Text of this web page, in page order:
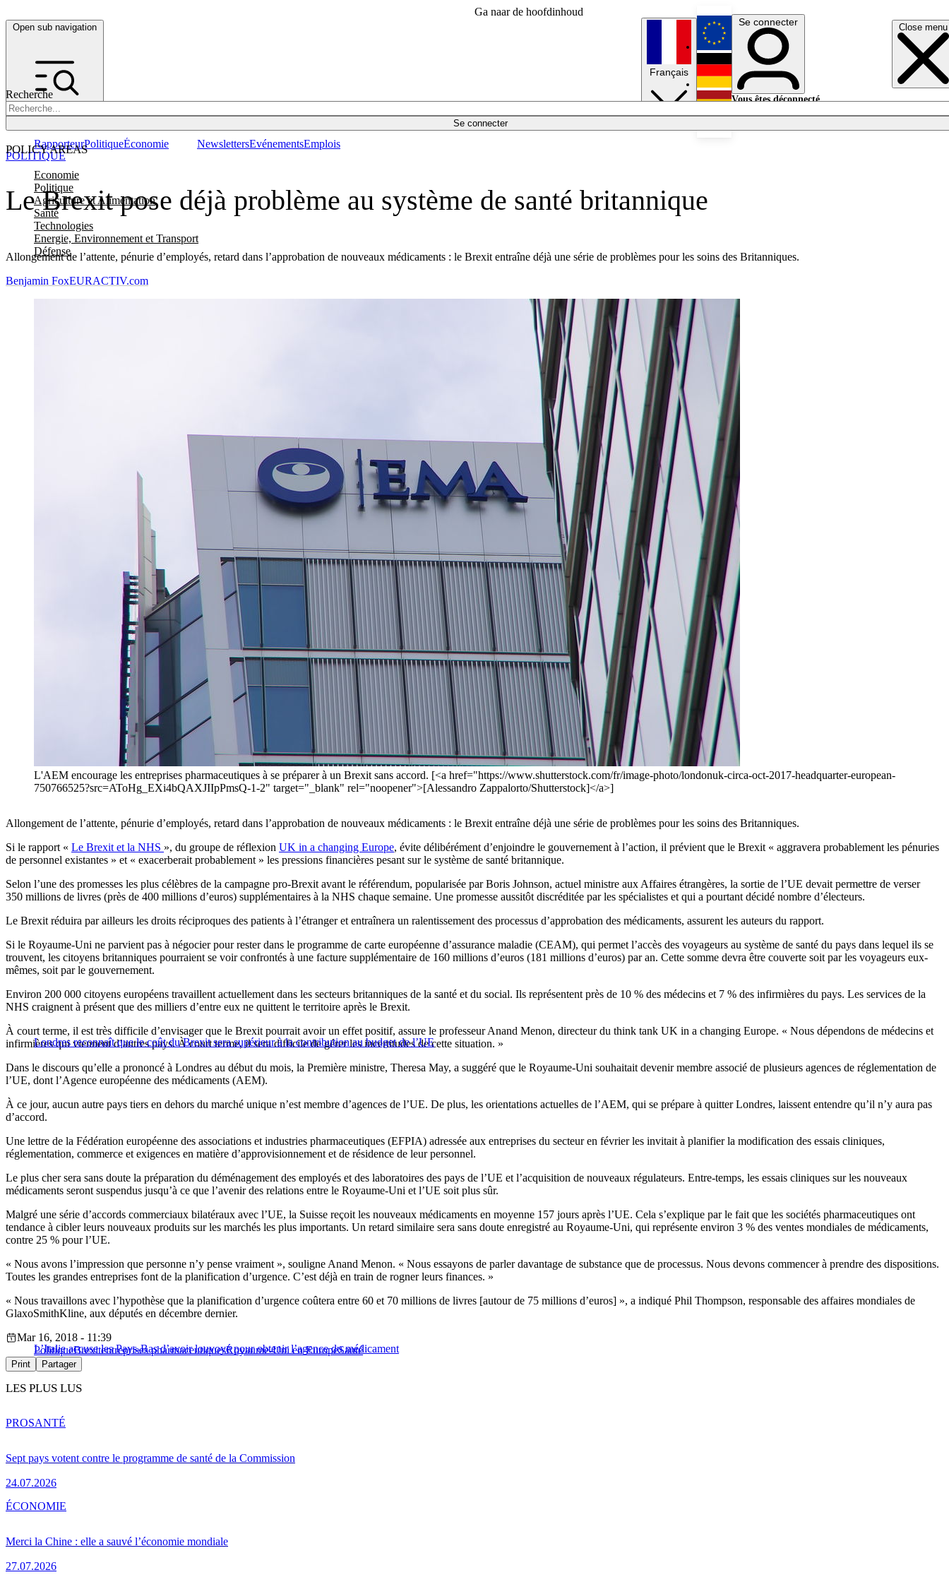
Ga naar de hoofdinhoud
Open sub navigation Close menu
Recherche
Se connecter
POLICY AREAS
Economie
Politique
Agriculture et Alimentation
Santé
Technologies
Energie, Environnement et Transport
Défense
RapporteurPolitiqueÉconomie NewslettersEvénementsEmplois
Français
English
Deutsch
Se connecter
Vous êtes déconnecté.
Le Brexit pose déjà problème au système de santé britannique
Allongement de l’attente, pénurie d’employés, retard dans l’approbation de nouveaux médicaments : le Brexit entraîne déjà une série de problèmes pour les soins des Britanniques.
POLITIQUE
Benjamin FoxEURACTIV.com
L'AEM encourage les entreprises pharmaceutiques à se préparer à un Brexit sans accord. [<a href="https://www.shutterstock.com/fr/image-photo/londonuk-circa-oct-2017-headquarter-european-
750766525?src=AToHg_EXi4bQAXJIIpPmsQ-1-2" target="_blank" rel="noopener">[Alessandro Zappalorto/Shutterstock]</a>]
Allongement de l’attente, pénurie d’employés, retard dans l’approbation de nouveaux médicaments : le Brexit entraîne déjà une série de problèmes pour les soins des Britanniques.
Si le rapport « Le Brexit et la NHS », du groupe de réflexion UK in a changing Europe, évite délibérément d’enjoindre le gouvernement à l’action, il prévient que le Brexit « aggravera probablement les pénuries
de personnel existantes » et « exacerberait probablement » les pressions financières pesant sur le système de santé britannique.
Selon l’une des promesses les plus célèbres de la campagne pro-Brexit avant le référendum, popularisée par Boris Johnson, actuel ministre aux Affaires étrangères, la sortie de l’UE devait permettre de verser
350 millions de livres (près de 400 millions d’euros) supplémentaires à la NHS chaque semaine. Une promesse aussitôt discréditée par les spécialistes et qui a pourtant décidé nombre d’électeurs.
Le Brexit réduira par ailleurs les droits réciproques des patients à l’étranger et entraînera un ralentissement des processus d’approbation des médicaments, assurent les auteurs du rapport.
Si le Royaume-Uni ne parvient pas à négocier pour rester dans le programme de carte européenne d’assurance maladie (CEAM), qui permet l’accès des voyageurs au système de santé du pays dans lequel ils se
trouvent, les citoyens britanniques pourraient se voir confrontés à une facture supplémentaire de 160 millions d’euros (181 millions d’euros) par an. Cette somme devra être couverte soit par les voyageurs eux-
mêmes, soit par le gouvernement.
Environ 200 000 citoyens européens travaillent actuellement dans les secteurs britanniques de la santé et du social. Ils représentent près de 10 % des médecins et 7 % des infirmières du pays. Les services de la
NHS craignent à présent que des milliers d’entre eux ne quittent le territoire après le Brexit.
Londres reconnaît que le coût du Brexit sera supérieur à la contribution au budget de l’UE
À court terme, il est très difficile d’envisager que le Brexit pourrait avoir un effet positif, assure le professeur Anand Menon, directeur du think tank UK in a changing Europe. « Nous dépendons de médecins et
infirmières qui viennent d’autres pays. À court terme, il sera difficile de gérer les incertitudes de cette situation. »
Dans le discours qu’elle a prononcé à Londres au début du mois, la Première ministre, Theresa May, a suggéré que le Royaume-Uni souhaitait devenir membre associé de plusieurs agences de réglementation de
l’UE, dont l’Agence européenne des médicaments (AEM).
À ce jour, aucun autre pays tiers en dehors du marché unique n’est membre d’agences de l’UE. De plus, les orientations actuelles de l’AEM, qui se prépare à quitter Londres, laissent entendre qu’il n’y aura pas
d’accord.
Une lettre de la Fédération européenne des associations et industries pharmaceutiques (EFPIA) adressée aux entreprises du secteur en février les invitait à planifier la modification des essais cliniques,
réglementation, commerce et exigences en matière d’approvisionnement et de résidence de leur personnel.
Le plus cher sera sans doute la préparation du déménagement des employés et des laboratoires des pays de l’UE et l’acquisition de nouveaux régulateurs. Entre-temps, les essais cliniques sur les nouveaux
médicaments seront suspendus jusqu’à ce que l’avenir des relations entre le Royaume-Uni et l’UE soit plus sûr.
Malgré une série d’accords commerciaux bilatéraux avec l’UE, la Suisse reçoit les nouveaux médicaments en moyenne 157 jours après l’UE. Cela s’explique par le fait que les sociétés pharmaceutiques ont
tendance à cibler leurs nouveaux produits sur les marchés les plus importants. Un retard similaire sera sans doute enregistré au Royaume-Uni, qui représente environ 3 % des ventes mondiales de médicaments,
contre 25 % pour l’UE.
« Nous avons l’impression que personne n’y pense vraiment », souligne Anand Menon. « Nous essayons de parler davantage de substance que de processus. Nous devons commencer à prendre des dispositions.
Toutes les grandes entreprises font de la planification d’urgence. C’est déjà en train de rogner leurs finances. »
« Nous travaillons avec l’hypothèse que la planification d’urgence coûtera entre 60 et 70 millions de livres [autour de 75 millions d’euros] », a indiqué Phil Thompson, responsable des affaires mondiales de
GlaxoSmithKline, aux députés en décembre dernier.
L’Italie accuse les Pays-Bas d’avoir louvoyé pour obtenir l’agence du médicament
Mar 16, 2018 - 11:39
PolitiqueBrexitentreprises pharmaceutiquesRoyaume-Uni en EuropeSanté
Print Partager
LES PLUS LUS
Sept pays votent contre le programme de santé de la Commission
24.07.2026
PROSANTÉ
Merci la Chine : elle a sauvé l’économie mondiale
27.07.2026
ÉCONOMIE